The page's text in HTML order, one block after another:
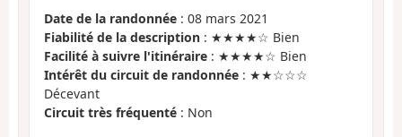
Date de la randonnée : 08 mars 2021
Fiabilité de la description : ★★★★☆ Bien
Facilité à suivre l'itinéraire : ★★★★☆ Bien
Intérêt du circuit de randonnée : ★★☆☆☆
Décevant
Circuit très fréquenté : Non